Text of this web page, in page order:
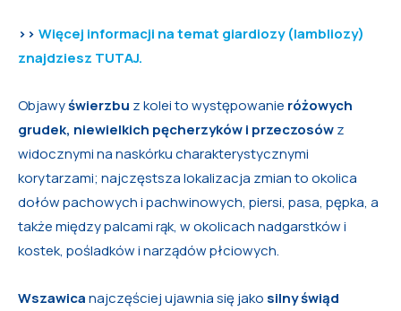
>> Więcej informacji na temat giardiozy (lambliozy)
znajdziesz TUTAJ.
Objawyświerzbu z kolei to występowanie różowych
grudek, niewielkich pęcherzyków i przeczosówz
widocznymi na naskórku charakterystycznymi
korytarzami; najczęstsza lokalizacja zmian to okolica
dołów pachowych i pachwinowych, piersi, pasa, pępka, a
także między palcami rąk, w okolicach nadgarstków i
kostek, pośladków i narządów płciowych.
Wszawicanajczęściej ujawnia się jako silny świąd